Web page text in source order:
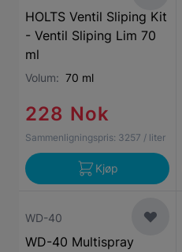
HOLTS Ventil Sliping Kit
- Ventil Sliping Lim 70
ml
Volum: 70 ml
228 Nok
Sammenligningspris: 3257 / liter
Kjøp
WD-40
WD-40 Multispray